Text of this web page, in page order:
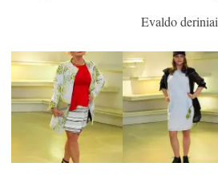
Evaldo deriniai